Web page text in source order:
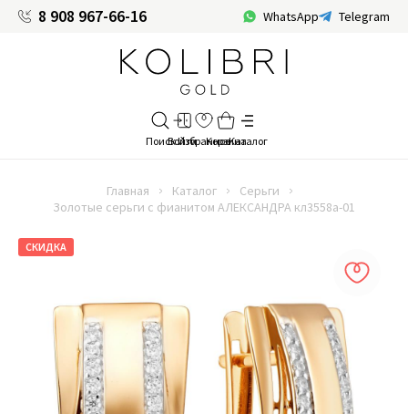
8 908 967-66-16 WhatsApp Telegram
Главная Каталог
Серьги
Золотые серьги с фианитом АЛЕКСАНДРА кл3558а-01
СКИДКА